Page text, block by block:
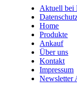
Aktuell bei
Home
Produkte
Ankauf
Über uns
Kontakt
Impressum
Newsletter